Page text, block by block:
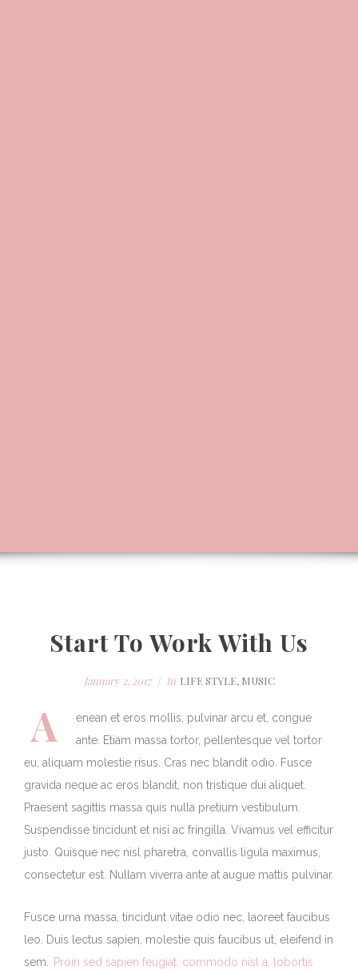
Start To Work With Us
January 2, 2017 In LIFE STYLE, MUSIC
A
enean et eros mollis, pulvinar arcu et, congue
ante. Etiam massa tortor, pellentesque vel tortor
eu, aliquam molestie risus. Cras nec blandit odio. Fusce
gravida neque ac eros blandit, non tristique dui aliquet.
Praesent sagittis massa quis nulla pretium vestibulum.
Suspendisse tincidunt et nisi ac fringilla. Vivamus vel efficitur
justo. Quisque nec nisl pharetra, convallis ligula maximus,
consectetur est. Nullam viverra ante at augue mattis pulvinar.
Fusce urna massa, tincidunt vitae odio nec, laoreet faucibus
leo. Duis lectus sapien, molestie quis faucibus ut, eleifend in
sem.
Proin sed sapien feugiat, commodo nisl a, lobortis